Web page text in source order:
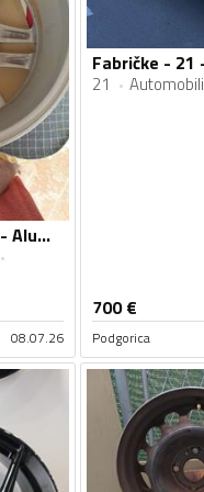
Fabričke - Fabričke - Aluminijum felne
08.07.26
21 Automobili
700€
Podgorica